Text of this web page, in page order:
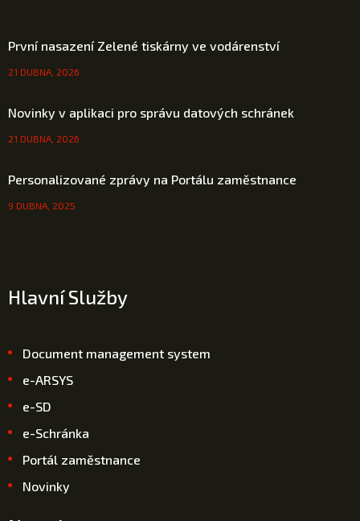
První nasazení Zelené tiskárny ve vodárenství
21 DUBNA, 2026
Novinky v aplikaci pro správu datových schránek
21 DUBNA, 2026
Personalizované zprávy na Portálu zaměstnance
9 DUBNA, 2025
Hlavní Služby
Document management system
e-ARSYS
e-SD
e-Schránka
Portál zaměstnance
Novinky